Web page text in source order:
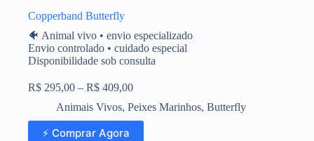
Copperband Butterfly
🐠 Animal vivo • envio especializado
Envio controlado • cuidado especial
Disponibilidade sob consulta
R$ 295,00 – R$ 409,00
Animais Vivos, Peixes Marinhos, Butterfly
⚡ Comprar Agora